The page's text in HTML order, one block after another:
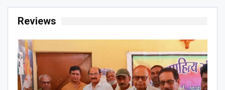
Reviews